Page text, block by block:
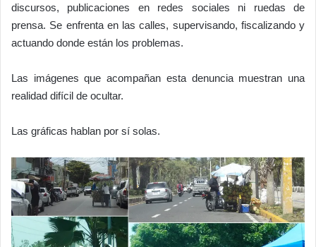
discursos, publicaciones en redes sociales ni ruedas de
prensa. Se enfrenta en las calles, supervisando, fiscalizando y
actuando donde están los problemas.
Las imágenes que acompañan esta denuncia muestran una
realidad difícil de ocultar.
Las gráficas hablan por sí solas.